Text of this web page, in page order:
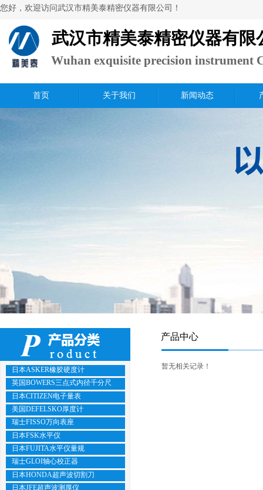
​您好，欢迎访问武汉市精美泰精密仪器有限公司！
武汉市精美泰精密仪器有限
Wuhan exquisite precision instrument
Ltd.
首页 关于我们 新闻动态
产品中心
暂无相关记录！
日本ASKER橡胶硬度计
英国BOWERS三点式内径千分尺
日本CITIZEN电子量表
美国DEFELSKO厚度计
瑞士FISSO万向表座
日本FSK水平仪
日本FUJITA水平仪量规
瑞士GLOI轴心校正器
日本HONDA超声波切割刀
日本JFE超声波测厚仪